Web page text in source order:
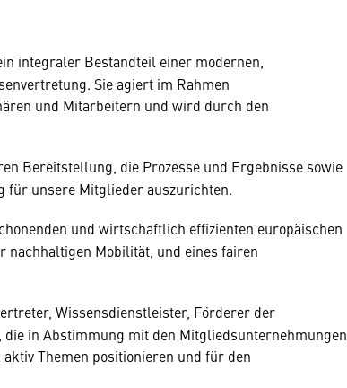
integraler Bestandteil einer modernen,
Sie agiert im Rahmen
und Mitarbeitern und wird durch den
Bereitstellung, die Prozesse und Ergebnisse sowie
für unsere Mitglieder auszurichten.
und wirtschaftlich effizienten europäischen
nachhaltigen Mobilität, und eines fairen
Wissensdienstleister, Förderer der
in Abstimmung mit den Mitgliedsunternehmungen
Themen positionieren und für den
Inhalt anzeigen. Dafür benötigen wir
technische Daten zu
amerikanischen Anbietern austauscht.